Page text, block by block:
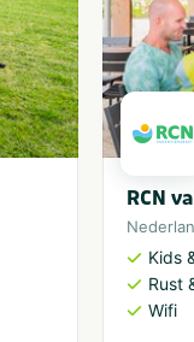
RCN
Kids
Rust
Wifi